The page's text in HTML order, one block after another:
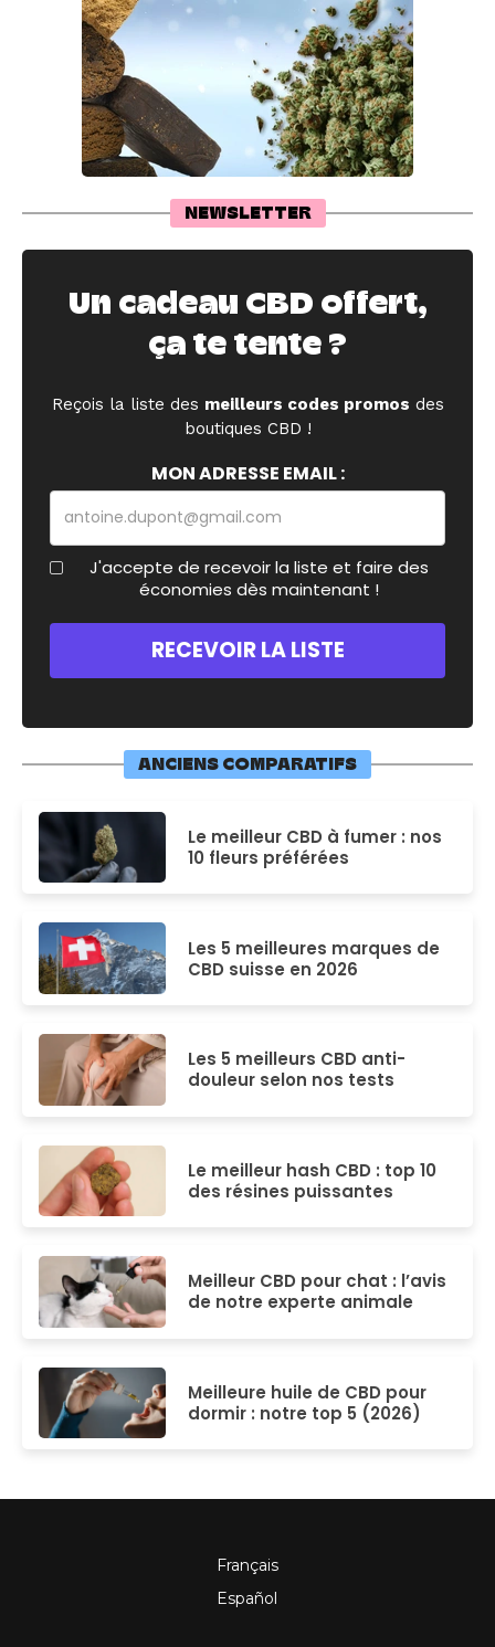
NEWSLETTER
Un cadeau CBD offert,
ça te tente ?
Reçois la liste des meilleurs codes promos des
boutiques CBD !
MON ADRESSE EMAIL :
J'accepte de recevoir la liste et faire des
économies dès maintenant !
ANCIENS COMPARATIFS
Le meilleur CBD à fumer : nos
10 fleurs préférées
Les 5 meilleures marques de
CBD suisse en 2026
Les 5 meilleurs CBD anti-
douleur selon nos tests
Le meilleur hash CBD : top 10
des résines puissantes
Meilleur CBD pour chat : l’avis
de notre experte animale
Meilleure huile de CBD pour
dormir : notre top 5 (2026)
Français
Español